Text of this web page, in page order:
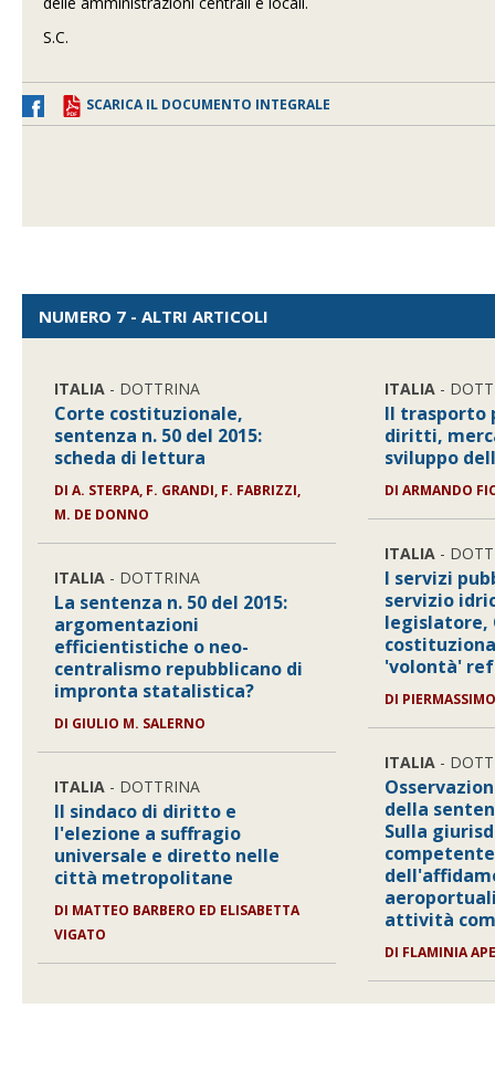
S.C.
SCARICA IL DOCUMENTO INTEGRALE
NUMERO 7 - ALTRI ARTICOLI
ITALIA - DOTTRINA
Corte costituzionale,
sentenza n. 50 del 2015:
scheda di lettura
DIA. STERPA, F. GRANDI, F. FABRIZZI,
M. DE DONNO
ITALIA - DOTTRINA
La sentenza n. 50 del 2015:
argomentazioni
efficientistiche o neo-
centralismo repubblicano di
impronta statalistica?
DI GIULIO M. SALERNO
ITALIA - DOTTRINA
Il sindaco di diritto e
l'elezione a suffragio
universale e diretto nelle
città metropolitane
DI MATTEO BARBERO ED ELISABETTA
VIGATO
ITALIA -
Il trasporto
diritti,
sviluppo
DIARMANDO
ITALIA -
I servizi
servizio
legislatore,
'volontà'
DI
ITALIA -
della
Sulla
attività
DI FLAMINIA